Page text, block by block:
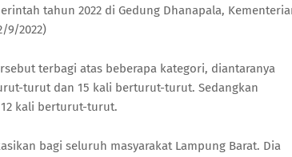
tahun 2022 di Gedung Dhanapala,
9/2022)
terbagi atas beberapa kategori, diantaranya
turut dan 15 kali berturut-turut. Sedangkan
kali berturut-turut.
bagi seluruh masyarakat Lampung Barat. Dia